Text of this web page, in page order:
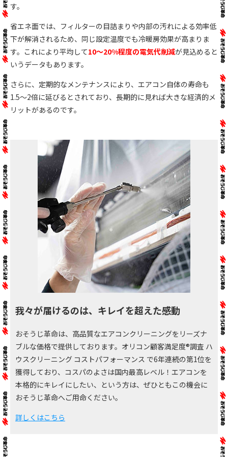
す。
省エネ面では、フィルターの目詰まりや内部の汚れによる効率低
下が解消されるため、同じ設定温度でも冷暖房効果が高まりま
す。これにより平均して10～20%程度の電気代削減が見込めると
いうデータもあります。
さらに、定期的なメンテナンスにより、エアコン自体の寿命も
1.5～2倍に延びるとされており、長期的に見れば大きな経済的メ
リットがあるのです。
我々が届けるのは、キレイを超えた感動
おそうじ革命は、高品質なエアコンクリーニングをリーズナ
ブルな価格で提供しております。オリコン顧客満足度®調査 ハ
ウスクリーニング コストパフォーマンス で6年連続の第1位を
獲得しており、コスパのよさは国内最高レベル！エアコンを
本格的にキレイにしたい、という方は、ぜひともこの機会に
おそうじ革命へご用命ください。
詳しくはこちら